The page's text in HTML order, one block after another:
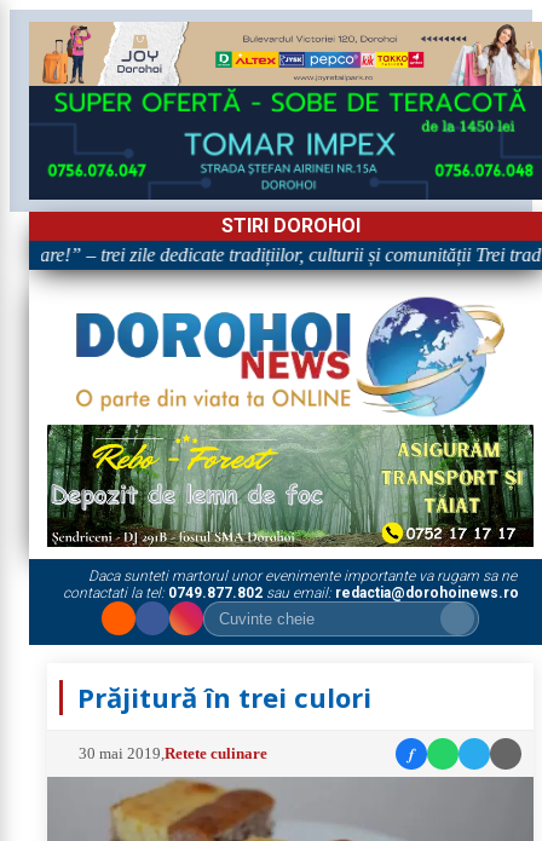
STIRI DOROHOI
– trei zile dedicate tradițiilor, culturii și comunității Trei
Daca sunteti martorul unor evenimente importante va rugam sa ne
contactati la tel: 0749.877.802sau email: redactia@dorohoinews.ro
Prăjitură în trei culori
30 mai 2019 ,Retete culinare f